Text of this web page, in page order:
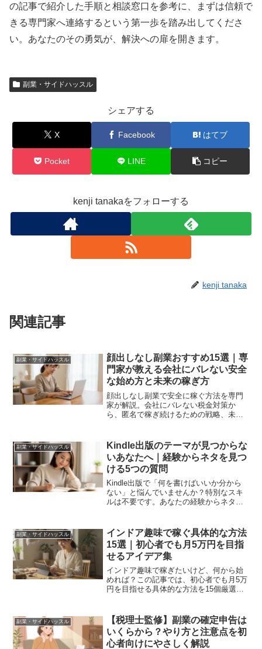
の記事で紹介した手順と相談窓口を参考に、まずは信頼で
きる専門家へ連絡するという第一歩を踏み出してくださ
い。あなたのその勇気が、解決への扉を開きます。
副業・サイドハッスル
シェアする
X Facebook はてブ
Pocket LINE コピー
kenji tanakaをフォローする
kenji tanaka
関連記事
副業・サイドハッスル
顔出しなし副業おすすめ15選｜専
門家が教える会社にバレない安全
な始め方と未来の稼ぎ方
顔出しなし副業で安全に稼ぐ方法を専門
家が解説。会社にバレない税金対策か
ら、匿名で稼ぎ続けるための戦略、未来
副業・サイドハッスル
Kindle出版のテーマが見つからな
いあなたへ｜経験からネタを見つ
ける5つの質問
Kindle出版で「何を書けばいいか分から
ない」と悩んでいませんか？特別なスキ
ルは不要です。あなたの経験からネタを
つかります。
副業・サイドハッスル
インドア趣味で稼ぐ具体的な方法
15選｜初心者でも月5万円を目指
せるアイデア集
インドア趣味で稼ぎたいけど、何から始
めれば？この記事では、初心者でも月5万
円を目指せる具体的な方法を15個厳選。
「好き」を仕事に変える第一歩を応援し
ます。
副業・サイドハッスル
【税理士監修】副業の確定申告は
いくらから？やり方と注意点を初
心者向けにやさしく解説